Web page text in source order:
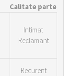
Calitate parte
Intimat
Reclamant
Recurent